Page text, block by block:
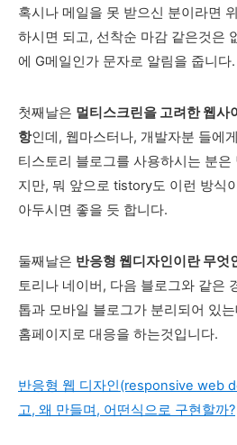
혹시나 메일을 못 받으신 분이라면
하시면 되고, 선착순 마감 같은것은
에 G메일인가 문자로 알림을 줍니다.
첫째날은 멀티스크린을 고려한 웹사
항인데, 웹마스터나, 개발자분 들에
티스토리 블로그를 사용하시는 분은
지만, 뭐 앞으로 tistory도 이런 방식
아두시면 좋을 듯 합니다.
둘째날은 반응형 웹디자인이란 무엇
토리나 네이버, 다음 블로그와 같은
톱과 모바일 블로그가 분리되어 있
홈페이지로 대응을 하는것입니다.
반응형 웹 디자인(responsive web
고, 왜 만들며, 어떤식으로 구현할까?